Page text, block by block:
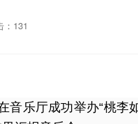
131
音乐厅成功举办“桃李